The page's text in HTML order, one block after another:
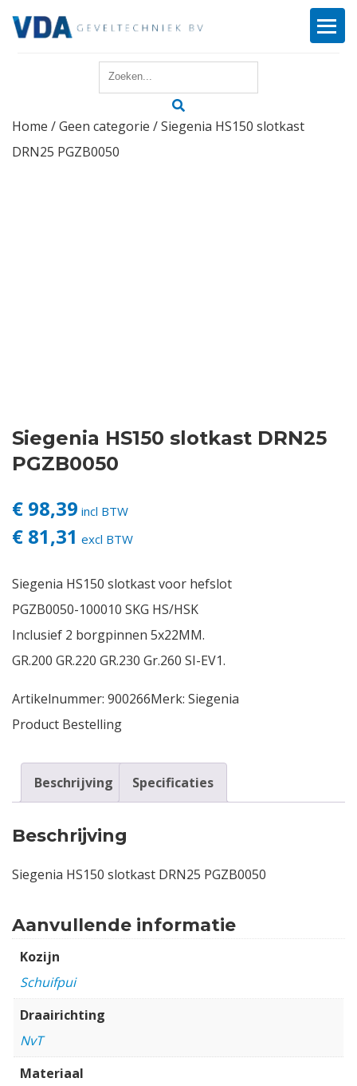
Reparatie
Login
Home /Geen categorie / Siegenia HS150 slotkast
DRN25 PGZB0050
Siegenia HS150 slotkast DRN25
PGZB0050
€ 98,39 incl BTW
€ 81,31 excl BTW
Siegenia HS150 slotkast voor hefslot
PGZB0050-100010 SKG HS/HSK
Inclusief 2 borgpinnen 5x22MM.
GR.200 GR.220 GR.230 Gr.260 SI-EV1.
Artikelnummer: 900266Merk: Siegenia
Product Bestelling
Beschrijving Specificaties
Beschrijving
Siegenia HS150 slotkast DRN25 PGZB0050
Aanvullende informatie
Kozijn
Schuifpui
Draairichting
NvT
Materiaal